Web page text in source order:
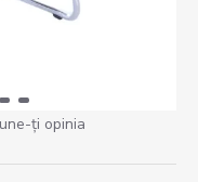
ţi opinia